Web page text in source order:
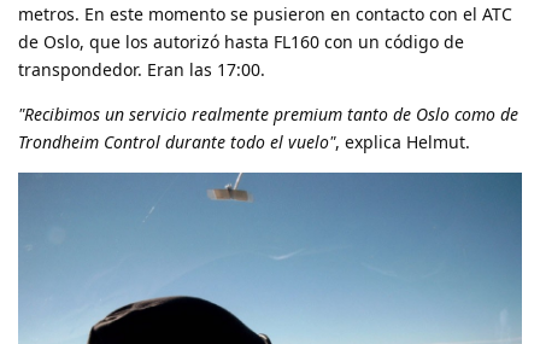
metros. En este momento se pusieron en contacto con el ATC
de Oslo, que los autorizó hasta FL160 con un código de
transpondedor. Eran las 17:00.
"Recibimos un servicio realmente premium tanto de Oslo como de
Trondheim Control durante todo el vuelo", explica Helmut.